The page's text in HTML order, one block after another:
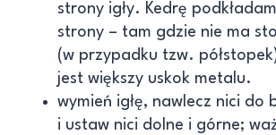
strony igły. Kedrę
strony – tam gdzie nie ma
(w przypadku tzw.
jest większy uskok metalu.
wymień igłę, nawlecz nici do
i ustaw nici dolne i górne;